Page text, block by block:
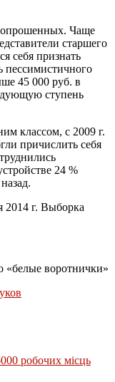
опрошенных. Чаще
старшего
себя признать
пессимистичного
45 000 руб. в
ступень
классом, с 2009 г.
причислить себя
24 %
2014 г. Выборка
«белые воротнички»
робочих місць